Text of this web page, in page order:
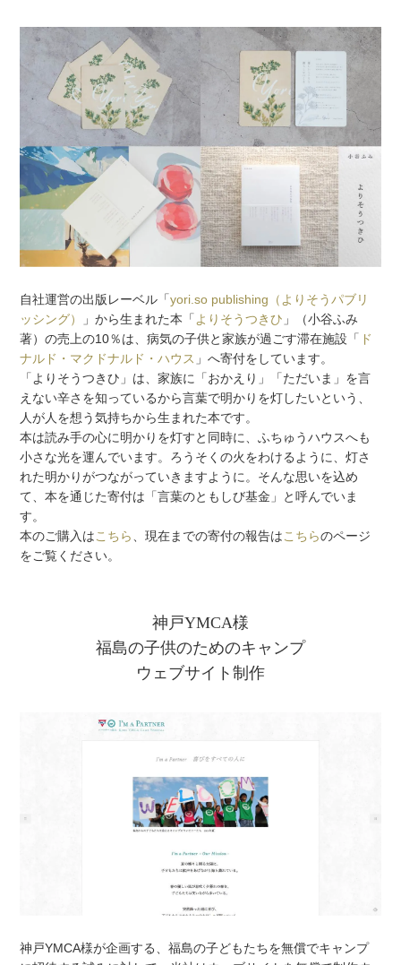
自社運営の出版レーベル「yori.so publishing（よりそうパブリ
ッシング）
」から生まれた本「よりそうつきひ 」（小谷ふみ
著）の売上の10％は、病気の子供と家族が過ごす滞在施設「 ド
ナルド・マクドナルド・ハウス 」へ寄付をしています。
「よりそうつきひ」は、家族に「おかえり」「ただいま」を言
えない辛さを知っているから言葉で明かりを灯したいという、
人が人を想う気持ちから生まれた本です。
本は読み手の心に明かりを灯すと同時に、ふちゅうハウスへも
小さな光を運んでいます。ろうそくの火をわけるように、灯さ
れた明かりがつながっていきますように。そんな思いを込め
て、本を通じた寄付は「言葉のともしび基金」と呼んでいま
す。
本のご購入はこちら、現在までの寄付の報告はこちらのページ
をご覧ください。
神戸YMCA様
福島の子供のためのキャンプ
ウェブサイト制作
神戸YMCA様が企画する、福島の子どもたちを無償でキャンプ